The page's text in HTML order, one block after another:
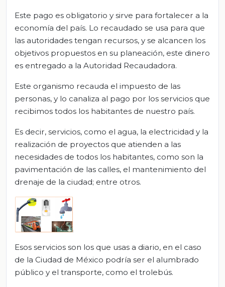
Este pago es obligatorio y sirve para fortalecer a la
economía del país. Lo recaudado se usa para que
las autoridades tengan recursos, y se alcancen los
objetivos propuestos en su planeación, este dinero
es entregado a la Autoridad Recaudadora.
Este organismo recauda el impuesto de las
personas, y lo canaliza al pago por los servicios que
recibimos todos los habitantes de nuestro país.
Es decir, servicios, como el agua, la electricidad y la
realización de proyectos que atienden a las
necesidades de todos los habitantes, como son la
pavimentación de las calles, el mantenimiento del
drenaje de la ciudad; entre otros.
Esos servicios son los que usas a diario, en el caso
de la Ciudad de México podría ser el alumbrado
público y el transporte, como el trolebús.